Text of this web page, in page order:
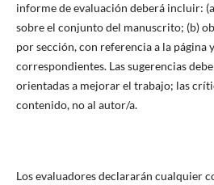
informe de evaluación deberá incluir:
sobre el conjunto del manuscrito; (b)
por sección, con referencia a la página
correspondientes. Las sugerencias
orientadas a mejorar el trabajo; las
contenido, no al autor/a.
Los evaluadores declararán cualquier